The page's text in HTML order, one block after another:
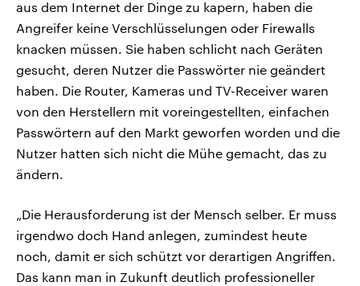
aus dem Internet der Dinge zu kapern, haben die
Angreifer keine Verschlüsselungen oder Firewalls
knacken müssen. Sie haben schlicht nach Geräten
gesucht, deren Nutzer die Passwörter nie geändert
haben. Die Router, Kameras und TV-Receiver waren
von den Herstellern mit voreingestellten, einfachen
Passwörtern auf den Markt geworfen worden und die
Nutzer hatten sich nicht die Mühe gemacht, das zu
ändern.
„Die Herausforderung ist der Mensch selber. Er muss
irgendwo doch Hand anlegen, zumindest heute
noch, damit er sich schützt vor derartigen Angriffen.
Das kann man in Zukunft deutlich professioneller